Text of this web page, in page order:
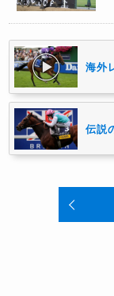
海外
伝説